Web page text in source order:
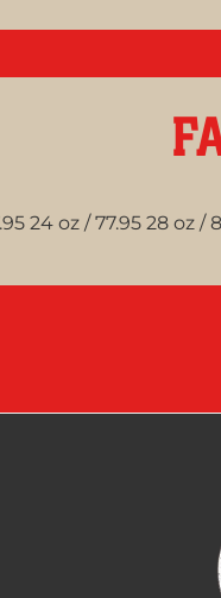
24 oz / 77.95 28 oz /